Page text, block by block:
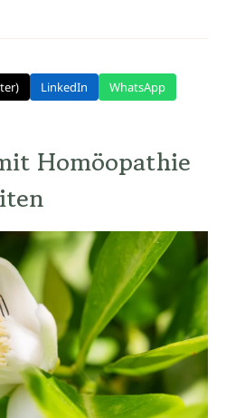
LinkedIn WhatsApp
Homöopathie